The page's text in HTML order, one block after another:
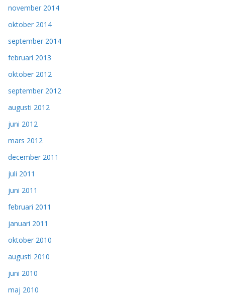
november 2014
oktober 2014
september 2014
februari 2013
oktober 2012
september 2012
augusti 2012
juni 2012
mars 2012
december 2011
juli 2011
juni 2011
februari 2011
januari 2011
oktober 2010
augusti 2010
juni 2010
maj 2010